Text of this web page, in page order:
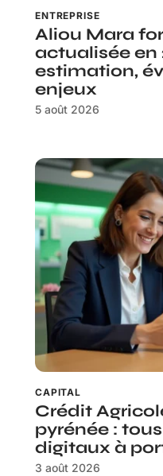
ENTREPRISE
Aliou Mara
actualisée en
estimation,
enjeux
5 août 2026
CAPITAL
Crédit
pyrénée :
digitaux à
3 août 2026